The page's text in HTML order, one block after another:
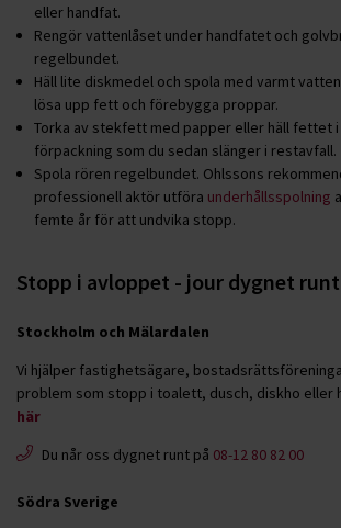
eller handfat.
Rengör vattenlåset under handfatet och
regelbundet.
Häll lite diskmedel och spola med varmt
lösa upp fett och förebygga proppar.
Torka av stekfett med papper eller häll fettet
förpackning som du sedan slänger i restavfall.
Spola rören regelbundet. Ohlssons
professionell aktör utföra underhållsspolning
femte år för att undvika stopp.
Stopp i avloppet - jour dygnet runt
Stockholm och Mälardalen
Vi hjälper fastighetsägare,
problem som stopp i toalett, dusch, diskho eller
här
Du når oss dygnet runt på 08-12 80 82 00
Södra Sverige